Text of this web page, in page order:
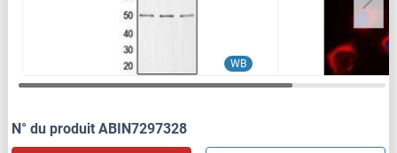
WB
N° du produit ABIN7297328